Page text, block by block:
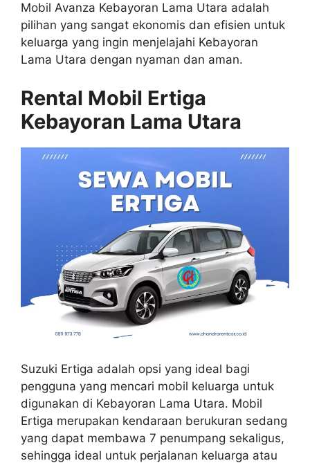
Mobil Avanza Kebayoran Lama Utara adalah
pilihan yang sangat ekonomis dan efisien untuk
keluarga yang ingin menjelajahi Kebayoran
Lama Utara dengan nyaman dan aman.
Rental Mobil Ertiga
Kebayoran Lama Utara
Suzuki Ertiga adalah opsi yang ideal bagi
pengguna yang mencari mobil keluarga untuk
digunakan di Kebayoran Lama Utara. Mobil
Ertiga merupakan kendaraan berukuran sedang
yang dapat membawa 7 penumpang sekaligus,
sehingga ideal untuk perjalanan keluarga atau